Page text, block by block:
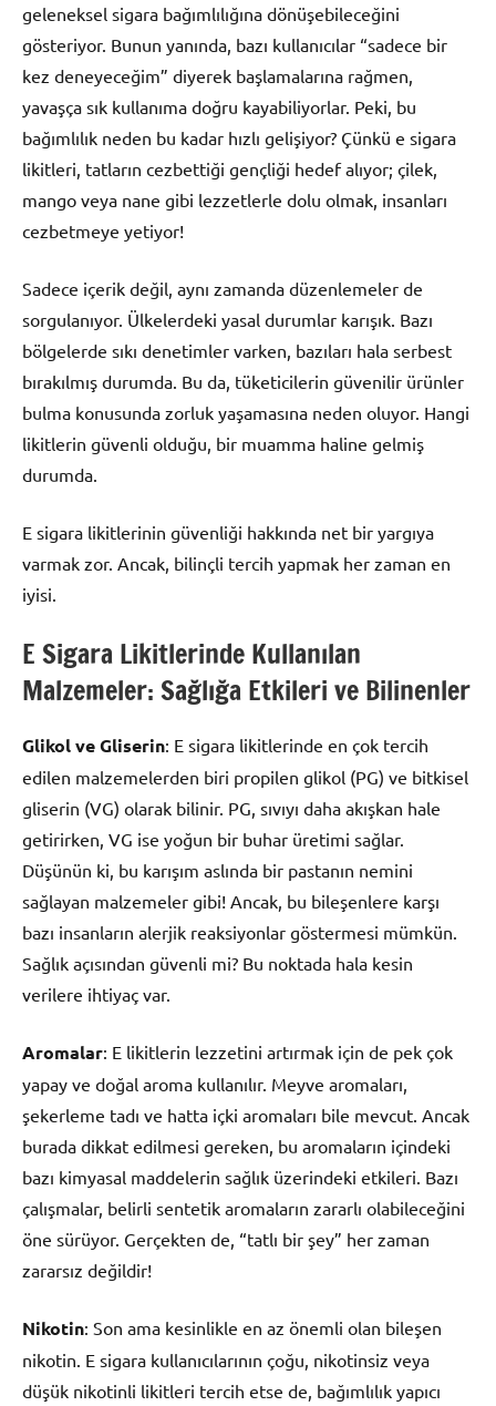
geleneksel sigara bağımlılığına dönüşebileceğini
gösteriyor. Bunun yanında, bazı kullanıcılar “sadece bir
kez deneyeceğim” diyerek başlamalarına rağmen,
yavaşça sık kullanıma doğru kayabiliyorlar. Peki, bu
bağımlılık neden bu kadar hızlı gelişiyor? Çünkü e sigara
likitleri, tatların cezbettiği gençliği hedef alıyor; çilek,
mango veya nane gibi lezzetlerle dolu olmak, insanları
cezbetmeye yetiyor!
Sadece içerik değil, aynı zamanda düzenlemeler de
sorgulanıyor. Ülkelerdeki yasal durumlar karışık. Bazı
bölgelerde sıkı denetimler varken, bazıları hala serbest
bırakılmış durumda. Bu da, tüketicilerin güvenilir ürünler
bulma konusunda zorluk yaşamasına neden oluyor. Hangi
likitlerin güvenli olduğu, bir muamma haline gelmiş
durumda.
E sigara likitlerinin güvenliği hakkında net bir yargıya
varmak zor. Ancak, bilinçli tercih yapmak her zaman en
iyisi.
E Sigara Likitlerinde Kullanılan
Malzemeler: Sağlığa Etkileri ve Bilinenler
Glikol ve Gliserin: E sigara likitlerinde en çok tercih
edilen malzemelerden biri propilen glikol (PG) ve bitkisel
gliserin (VG) olarak bilinir. PG, sıvıyı daha akışkan hale
getirirken, VG ise yoğun bir buhar üretimi sağlar.
Düşünün ki, bu karışım aslında bir pastanın nemini
sağlayan malzemeler gibi! Ancak, bu bileşenlere karşı
bazı insanların alerjik reaksiyonlar göstermesi mümkün.
Sağlık açısından güvenli mi? Bu noktada hala kesin
verilere ihtiyaç var.
Aromalar: E likitlerin lezzetini artırmak için de pek çok
yapay ve doğal aroma kullanılır. Meyve aromaları,
şekerleme tadı ve hatta içki aromaları bile mevcut. Ancak
burada dikkat edilmesi gereken, bu aromaların içindeki
bazı kimyasal maddelerin sağlık üzerindeki etkileri. Bazı
çalışmalar, belirli sentetik aromaların zararlı olabileceğini
öne sürüyor. Gerçekten de, “tatlı bir şey” her zaman
zararsız değildir!
Nikotin: Son ama kesinlikle en az önemli olan bileşen
nikotin. E sigara kullanıcılarının çoğu, nikotinsiz veya
düşük nikotinli likitleri tercih etse de, bağımlılık yapıcı